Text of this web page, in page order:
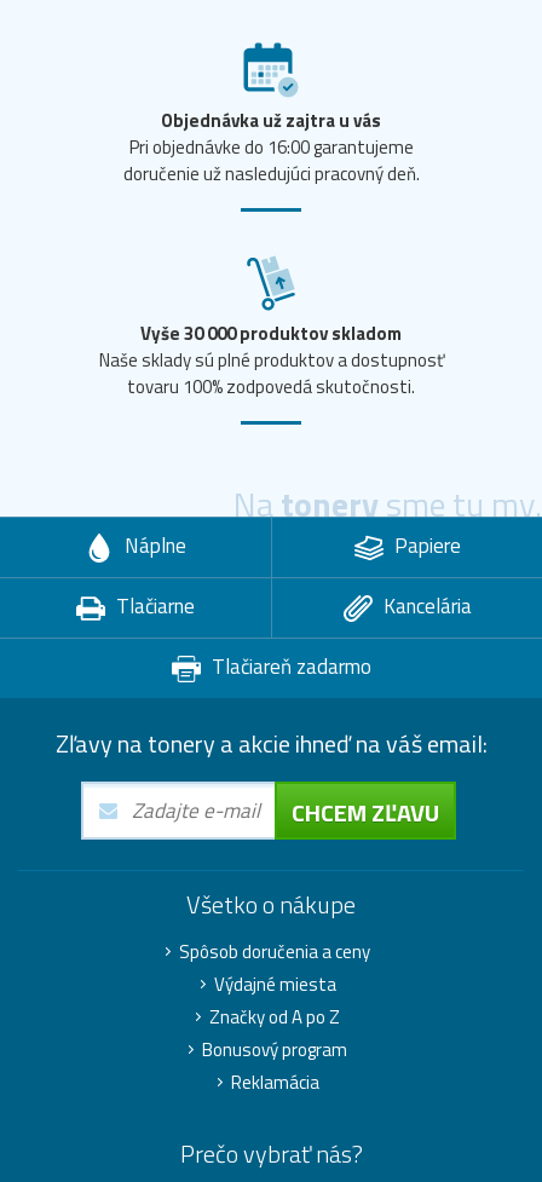
Objednávka už zajtra u vás
Pri objednávke do 16:00 garantujeme
doručenie už nasledujúci pracovný deň.
Vyše 30 000 produktov skladom
Naše sklady sú plné produktov a dostupnosť
tovaru 100% zodpovedá skutočnosti.
Natonerysme tu my.
Náplne
Papiere
Tlačiarne
Kancelária
Tlačiareň zadarmo
Zľavy na tonery a akcie ihneď na váš email:
CHCEM ZĽAVU
Všetko o nákupe
Spôsob doručenia a ceny
Výdajné miesta
Značky od A po Z
Bonusový program
Reklamácia
Prečo vybrať nás?